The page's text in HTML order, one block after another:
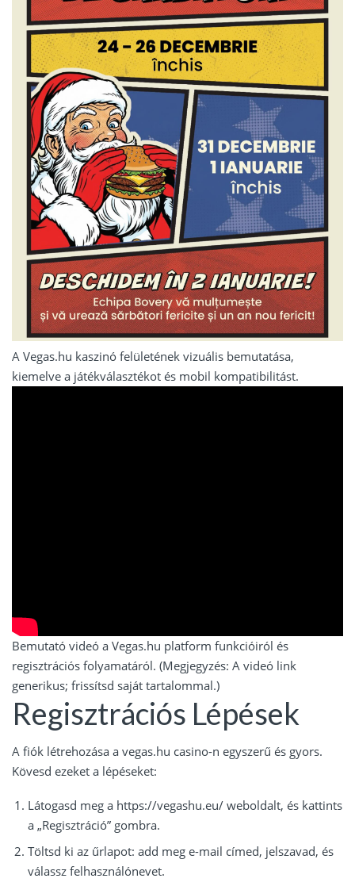
A Vegas.hu kaszinó felületének vizuális bemutatása,
kiemelve a játékválasztékot és mobil kompatibilitást.
Bemutató videó a Vegas.hu platform funkcióiról és
regisztrációs folyamatáról. (Megjegyzés: A videó link
generikus; frissítsd saját tartalommal.)
Regisztrációs Lépések
A fiók létrehozása a vegas.hu casino-n egyszerű és gyors.
Kövesd ezeket a lépéseket:
Látogasd meg a https://vegashu.eu/ weboldalt, és kattints
a „Regisztráció” gombra.
Töltsd ki az űrlapot: add meg e-mail címed, jelszavad, és
válassz felhasználónevet.